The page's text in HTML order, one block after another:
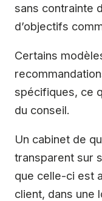
sans contrainte
d’objectifs
Certains
spécifiques, ce
du conseil.
Un cabinet de
transparent sur
que celle-ci est
client, dans une